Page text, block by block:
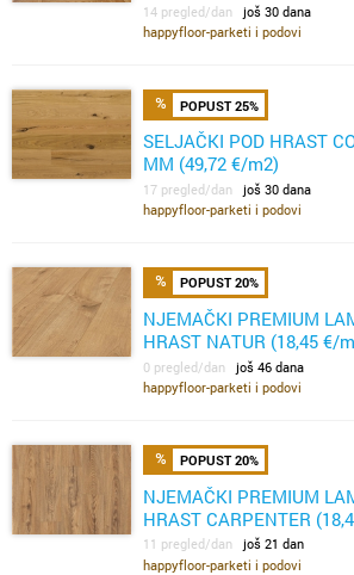
14 pregled/dan još 30 dana
happyfloor-parketi i podovi
POPUST 25%
SELJAČKI POD HRAST
MM (49,72 €/m2)
17 pregled/dan još 30 dana
happyfloor-parketi i podovi
POPUST 20%
NJEMAČKI PREMIUM
HRAST NATUR (18,45 €/
0 pregled/dan još 46 dana
happyfloor-parketi i podovi
POPUST 20%
NJEMAČKI PREMIUM
HRAST CARPENTER
11 pregled/dan još 21 dan
happyfloor-parketi i podovi